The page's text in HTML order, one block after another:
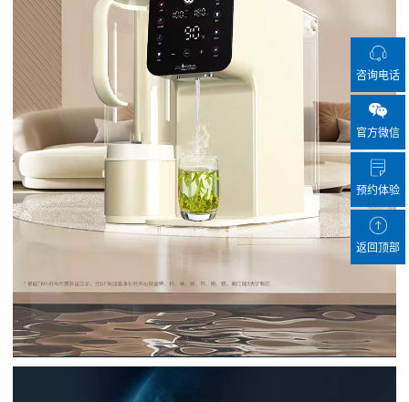
咨询电话
官方微信
预约体验
返回顶部